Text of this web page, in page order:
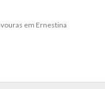
em Ernestina